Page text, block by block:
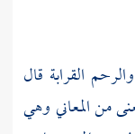
القرابة قال
من المعاني وهي